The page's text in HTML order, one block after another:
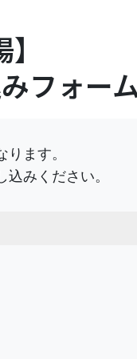
フォー
ます。
みください。